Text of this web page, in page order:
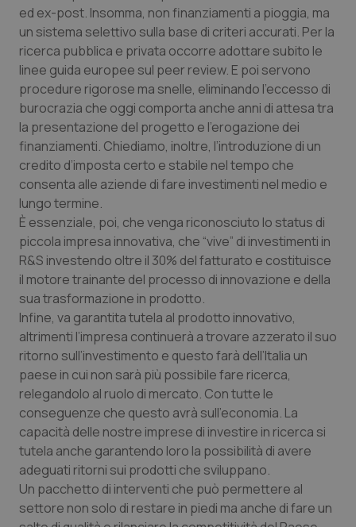
Tumori del Polmone & Testa Collo
Tumori gastrointestinali
Ulcera & Reflusso
Vaccini
ed ex-post. Insomma, non finanziamenti a pioggia, ma
un sistema selettivo sulla base di criteri accurati. Per la
ricerca pubblica e privata occorre adottare subito le
linee guida europee sul peer review. E poi servono
procedure rigorose ma snelle, eliminando l’eccesso di
burocrazia che oggi comporta anche anni di attesa tra
la presentazione del progetto e l’erogazione dei
finanziamenti. Chiediamo, inoltre, l’introduzione di un
credito d’imposta certo e stabile nel tempo che
consenta alle aziende di fare investimenti nel medio e
lungo termine.
È essenziale, poi, che venga riconosciuto lo status di
piccola impresa innovativa, che “vive” di investimenti in
R&S investendo oltre il 30% del fatturato e costituisce
il motore trainante del processo di innovazione e della
sua trasformazione in prodotto.
Infine, va garantita tutela al prodotto innovativo,
altrimenti l’impresa continuerà a trovare azzerato il suo
ritorno sull’investimento e questo farà dell’Italia un
paese in cui non sarà più possibile fare ricerca,
relegandolo al ruolo di mercato. Con tutte le
conseguenze che questo avrà sull’economia. La
capacità delle nostre imprese di investire in ricerca si
tutela anche garantendo loro la possibilità di avere
adeguati ritorni sui prodotti che sviluppano.
Un pacchetto di interventi che può permettere al
settore non solo di restare in piedi ma anche di fare un